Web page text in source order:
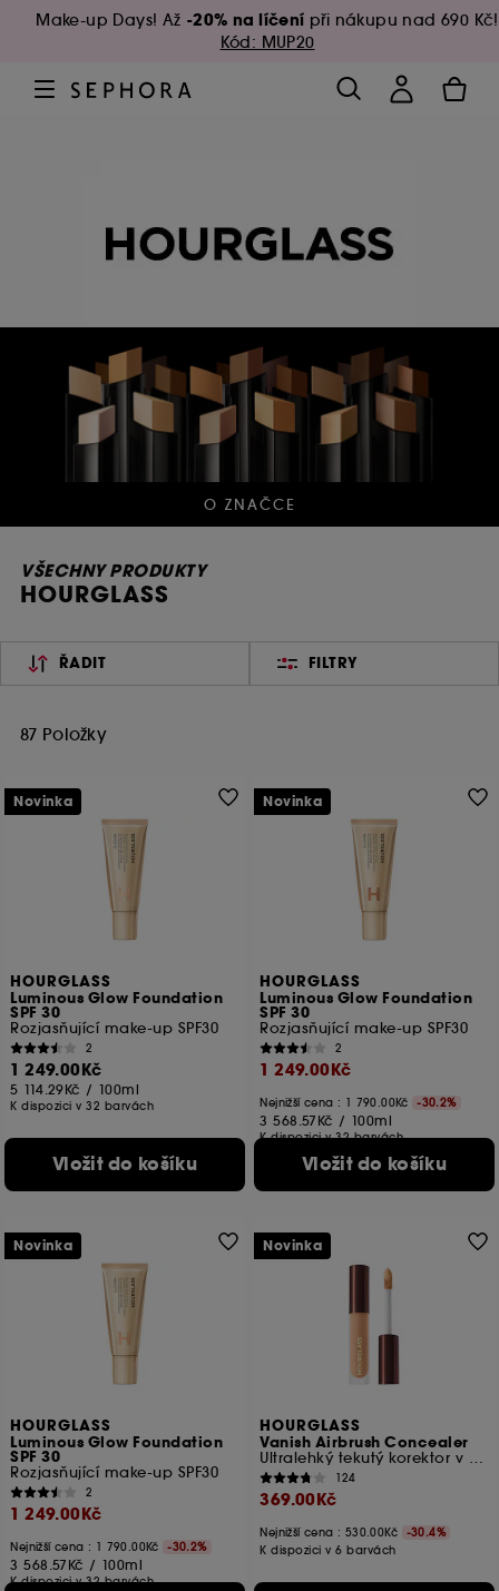
Make-up Days! Až -20% na líčení při nákupu nad 690 Kč!
Kód: MUP20
O ZNAČCE
VŠECHNY PRODUKTY
HOURGLASS
ŘADIT FILTRY
87 Položky
HOURGLASS
Luminous Glow Foundation
SPF 30
Rozjasňující make-up SPF30
2
1 249.00Kč
5 114.29Kč / 100ml
K dispozici v 32 barvách
Vložit do košíku
Novinka
HOURGLASS
Luminous Glow Foundation
SPF 30
Rozjasňující make-up SPF30
2
1 249.00Kč
Nejnižší cena : 1 790.00Kč -30.2%
3 568.57Kč / 100ml
K dispozici v 32 barvách
Vložit do košíku
Novinka
HOURGLASS
Luminous Glow Foundation
SPF 30
Rozjasňující make-up SPF30
2
1 249.00Kč
Nejnižší cena : 1 790.00Kč -30.2%
3 568.57Kč / 100ml
K dispozici v 32 barvách
Novinka
HOURGLASS
Vanish Airbrush Concealer
Ultralehký tekutý korektor v cestovním formátu
124
369.00Kč
Nejnižší cena : 530.00Kč
-30.4%
K dispozici v 6 barvách
Novinka